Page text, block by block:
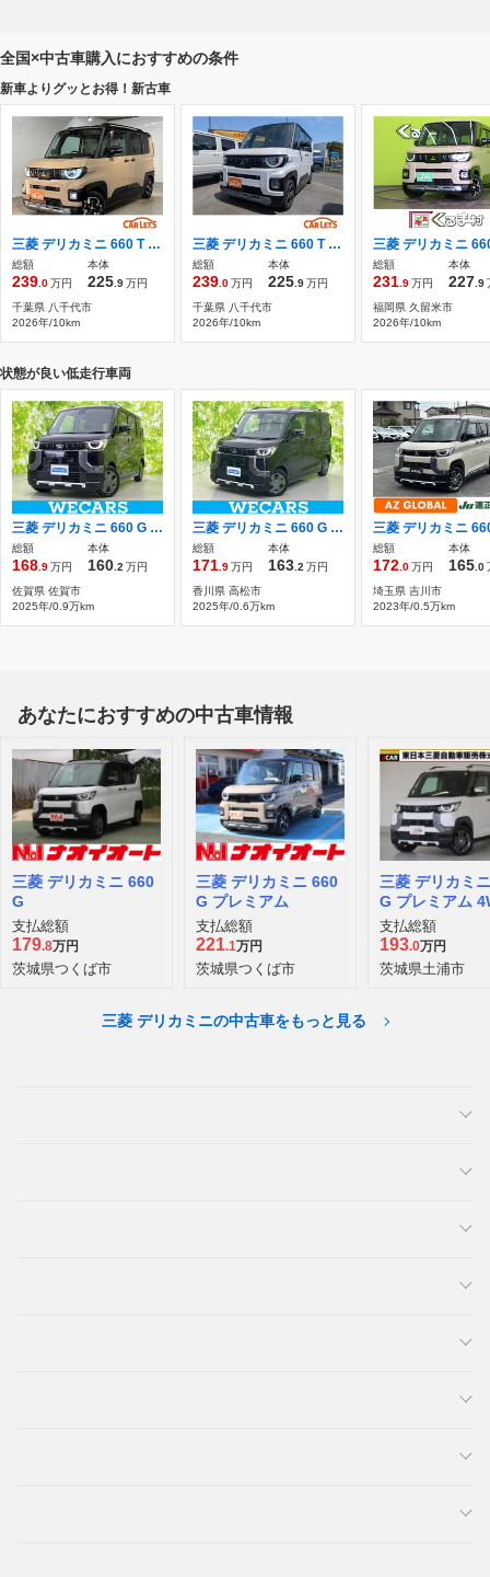
全国×中古車購入におすすめの条件
新車よりグッとお得！新古車
三菱 デリカミニ 660 T プレミアム ルーフレール シートヒーター ハンドルヒー
総額
239 .0万円
本体
225 .9万円
千葉県 八千代市
2026年/10km
三菱 デリカミニ 660 T プレミアム ルーフレール シートヒーター ハンドルヒー
総額
239 .0万円
本体
225 .9万円
千葉県 八千代市
2026年/10km
総額
231 .9万円
本体
227 .9
福岡県 久留米市
2026年/10km
状態が良い低走行車両
三菱 デリカミニ 660 G イーアシスト(ミツビシ)/電動スライドドア/
総額
168.9万円
本体
160.2万円
佐賀県 佐賀市
2025年/0.9万km
三菱 デリカミニ 660 G 新品タイヤ/イーアシスト(ミツビシ)/ハンズ
総額
171.9万円
本体
163.2万円
香川県 高松市
2025年/0.6万km
総額
172.0万円
本体
165.0
埼玉県 吉川市
2023年/0.5万km
あなたにおすすめの中古車情報
三菱 デリカミニ 660
G
支払総額
179.8万円
茨城県つくば市
三菱 デリカミニ 660
G プレミアム
支払総額
221.1万円
茨城県つくば市
三菱 デリカミ
G プレミアム
支払総額
193.0万円
茨城県土浦市
三菱 デリカミニの中古車をもっと見る